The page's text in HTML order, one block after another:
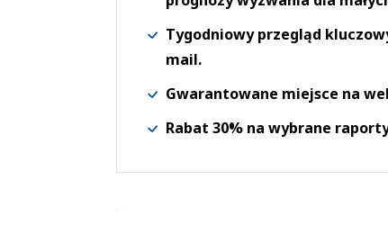
Tygodniowy przegląd
mail.
Gwarantowane miejsce na
Rabat 30% na wybrane raporty